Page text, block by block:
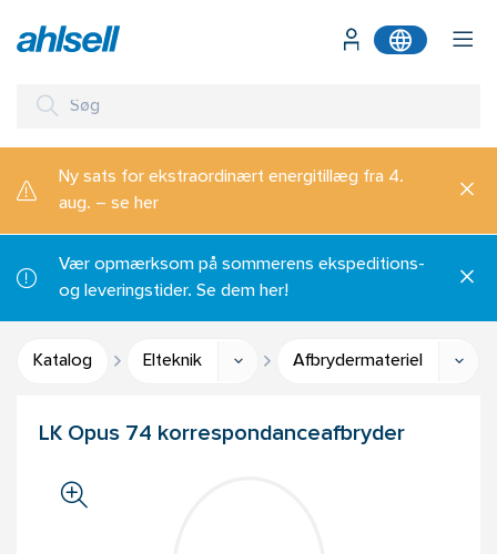
Ny sats for ekstraordinært energitillæg fra 4.
aug. – se her
Vær opmærksom på sommerens ekspeditions-
og leveringstider. Se dem her!
Katalog Elteknik Afbrydermateriel
LK Opus 74 korrespondanceafbryder